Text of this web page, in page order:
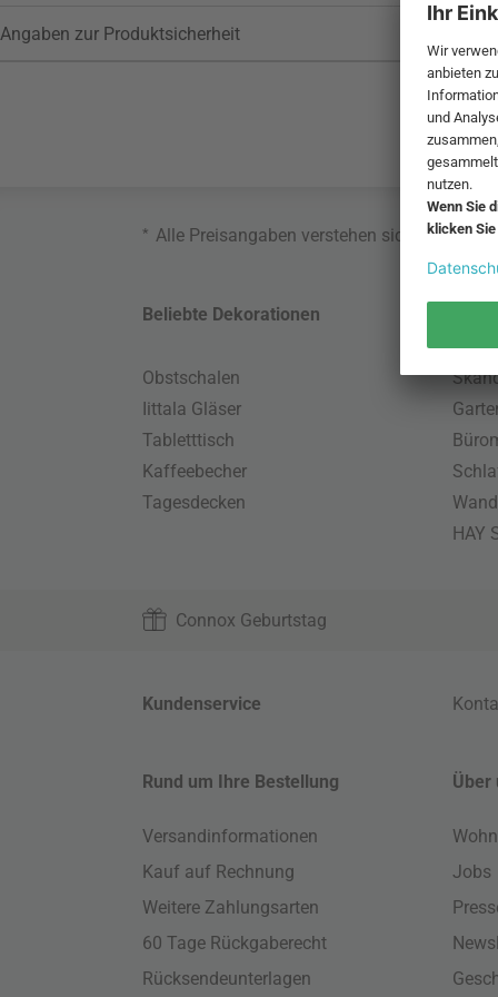
Angaben zur Produktsicherheit
* Alle Preisangaben verstehen sich inklusive
Beliebte Dekorationen
Obstschalen
Iittala Gläser
Tabletttisch
Kaffeebecher
Tagesdecken
HAY
Connox Geburtstag
Kundenservice
Rund um Ihre Bestellung
Versandinformationen
Kauf auf Rechnung
Weitere Zahlungsarten
60 Tage Rückgaberecht
Rücksendeunterlagen
Über
Jobs